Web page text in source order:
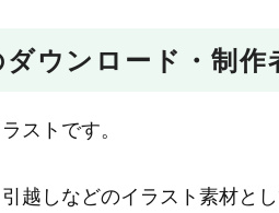
ウンロード・制作
ストです。
越しなどのイラスト素材と